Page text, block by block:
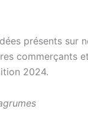
présents sur
commerçants
2024.